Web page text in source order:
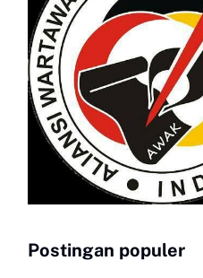
Postingan populer